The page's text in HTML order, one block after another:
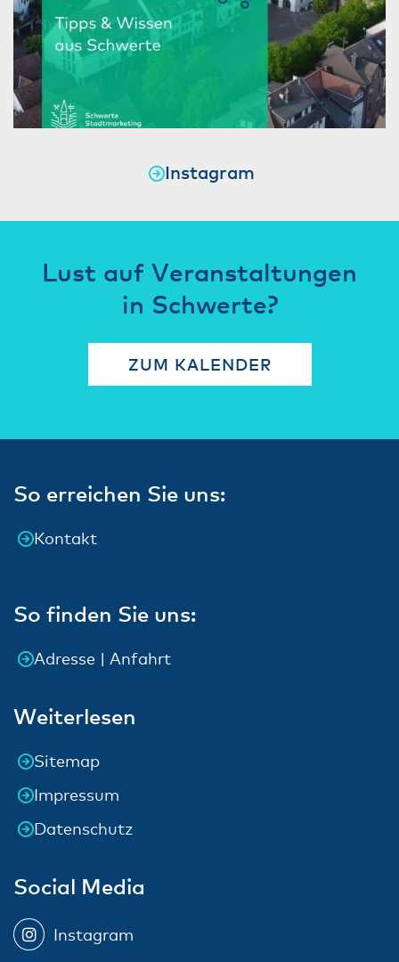
Instagram
Lust auf Veranstaltungen
in Schwerte?
ZUM KALENDER
So erreichen Sie uns:
Kontakt
So finden Sie uns:
Adresse | Anfahrt
Weiterlesen
Sitemap
Impressum
Datenschutz
Social Media
Instagram